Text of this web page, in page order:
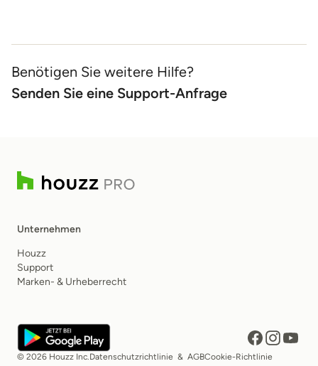
Benötigen Sie weitere Hilfe?
Senden Sie eine Support-Anfrage
Unternehmen
Houzz
Support
Marken- & Urheberrecht
© 2026 Houzz Inc.Datenschutzrichtlinie & AGBCookie-Richtlinie